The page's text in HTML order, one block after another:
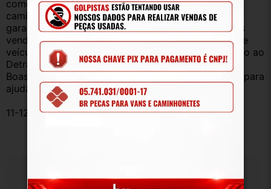
comercializando peças para caminhões, vans,
caminhonetes, automóveis e utilitários. Todas com
garantia de procedência e funcionamento. Produtos
vendidos somente com Nota Fiscal e proveniente de
veículo sucata – TODOS devidamente baixados junto ao
Detran.
Boas compras e sempre que precisar estamos aqui para
ajudar!
11-123675
Especificações